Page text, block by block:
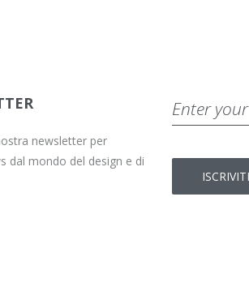
newsletter per
dal mondo del design e di